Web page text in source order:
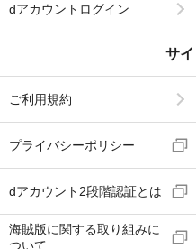
dアカウントログイン
サ
ご利用規約
プライバシーポリシー
dアカウント2段階認証とは
海賊版に関する取り組みに
ついて